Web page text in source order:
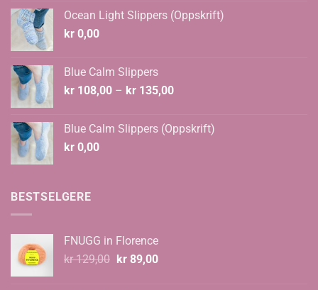
kr 124,00.kr 108,00.
Ocean Light Slippers (Oppskrift)
kr 0,00
Blue Calm Slippers
kr 108,00 – kr 135,00Prisområde:
kr 135,00
Blue Calm Slippers (Oppskrift)
kr 0,00
BESTSELGERE
FNUGG in Florence
kr129,00 Opprinnelig
kr89,00Nåværende